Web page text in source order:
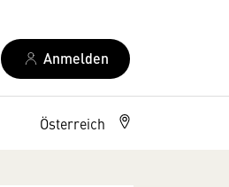
Anmelden
Österreich